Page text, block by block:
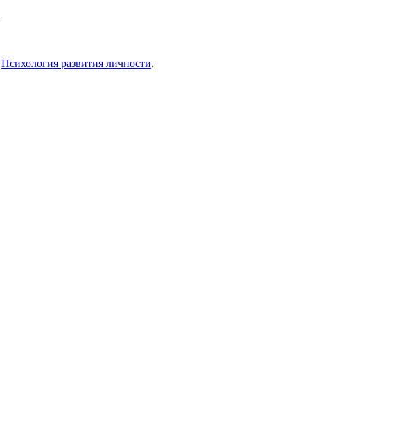
Психология развития личности.